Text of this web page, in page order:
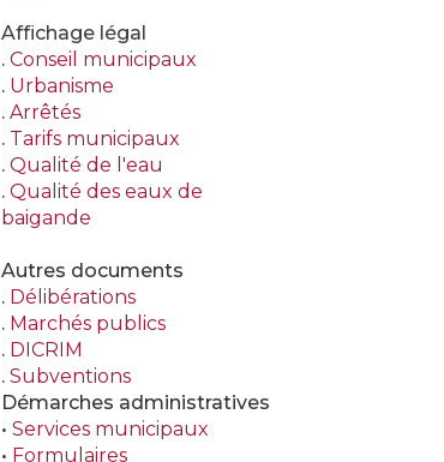
Affichage légal
. Conseil municipaux
. Urbanisme
. Arrêtés
. Tarifs municipaux
. Qualité de l'eau
. Qualité des eaux de
baigande
Autres documents
. Délibérations
. Marchés publics
. DICRIM
. Subventions
Démarches administratives
• Services municipaux
• Formulaires